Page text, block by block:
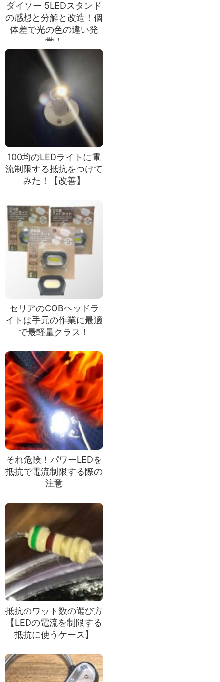
ダイソー 5LEDスタンド
の感想と分解と改造！個
体差で光の色の違い発
覚！
100均のLEDライトに電
流制限する抵抗をつけて
みた！【改善】
セリアのCOBヘッドラ
イトは手元の作業に最適
で最軽量クラス！
それ危険！パワーLEDを
抵抗で電流制限する際の
注意
抵抗のワット数の選び方
【LEDの電流を制限する
抵抗に使うケース】